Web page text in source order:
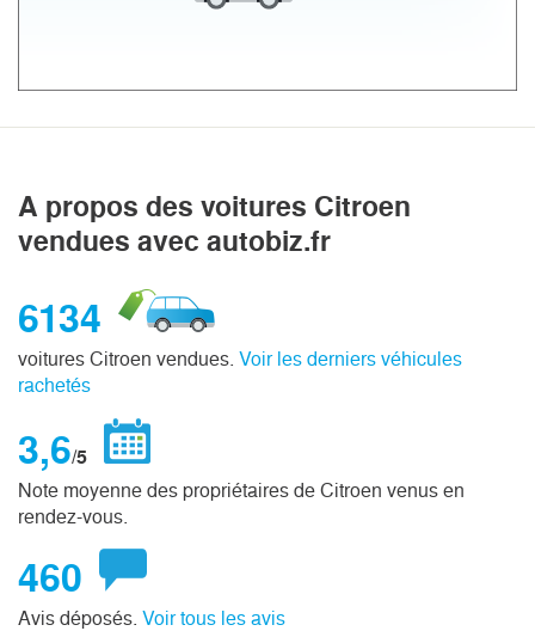
A propos des voitures Citroen
vendues avec autobiz.fr
6134
voitures Citroen vendues. Voir les derniers véhicules
rachetés
3,6/5
Note moyenne des propriétaires de Citroen venus en
rendez-vous.
460
Avis déposés. Voir tous les avis